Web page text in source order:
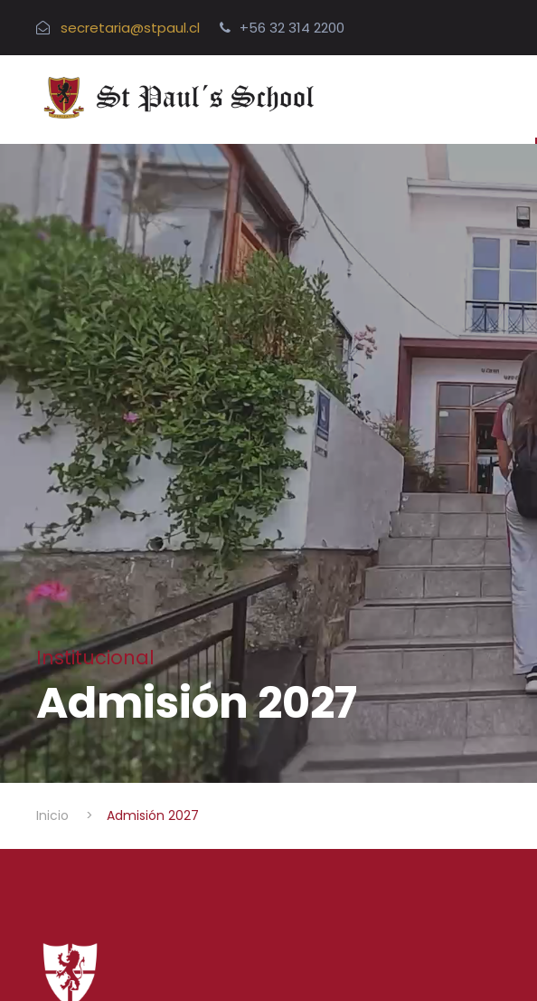
secretaria@stpaul.cl +56 32 314 2200
Institucional
Admisión 2027
Inicio > Admisión 2027